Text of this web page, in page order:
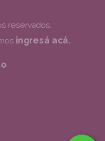
reservados.
ingresá acá.